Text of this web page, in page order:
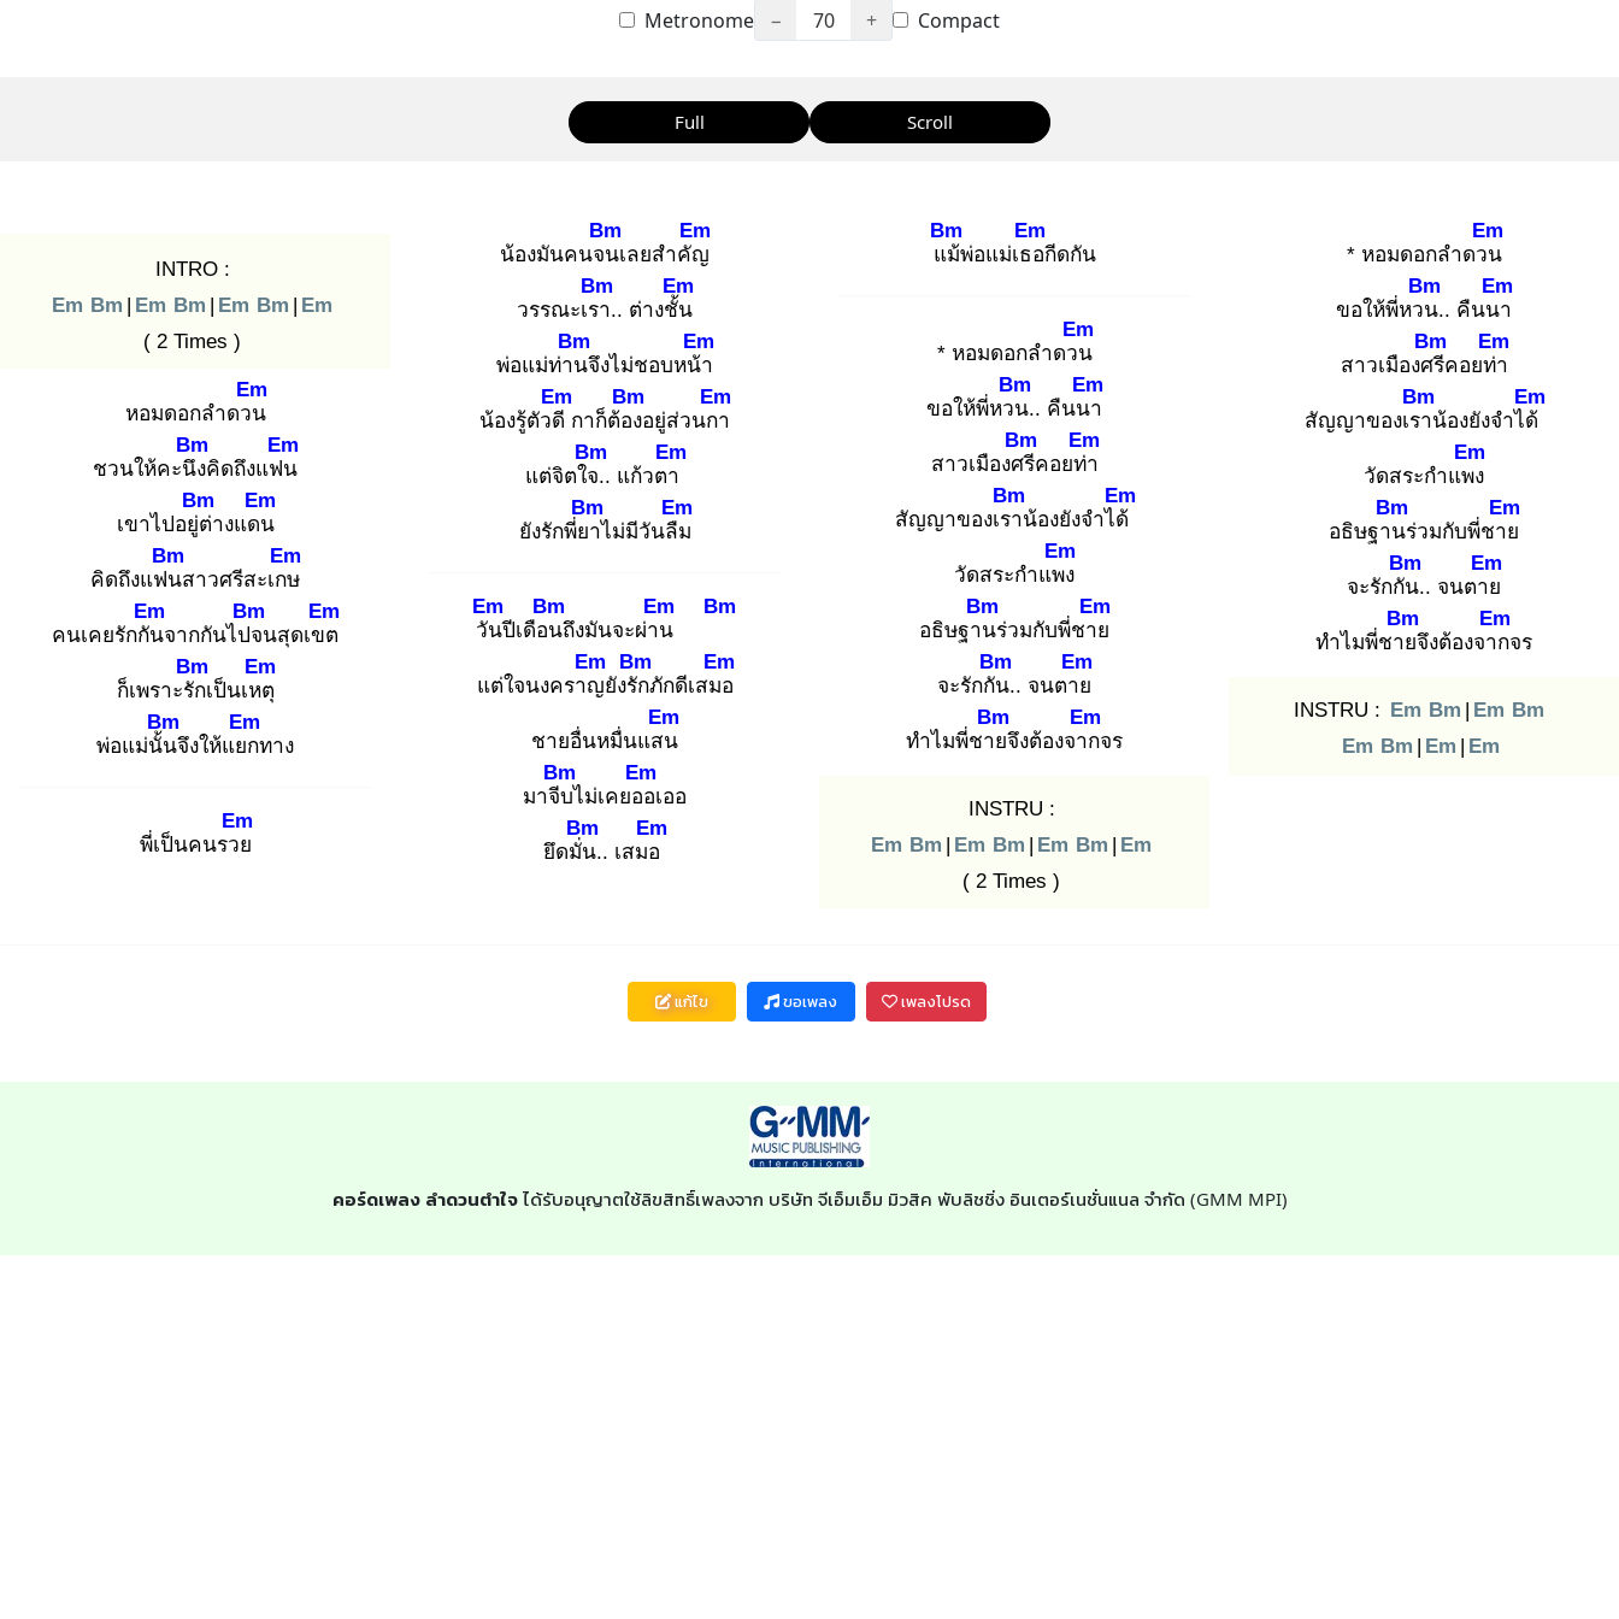
Metronome − 70 + Compact
Full Scroll
INTRO :
Em Bm | Em Bm | Em Bm | Em
( 2 Times )
หอมดอกลำดวน
Em
ชวนให้คะนึง
Bm
คิดถึงแฟน
Em
เขาไปอยู่ต่
Bm
างแดน
Em
คิดถึงแฟน
Bm
สาวศรีสะเกษ
Em
คนเคยรักกัน
Em
จากกันไปจ
Bm
นสุดเขต
Em
ก็เพราะรัก
Bm
เป็นเหตุ
Em
พ่อแม่นั้น
Bm
จึงให้แยก
Em
ทาง
พี่เป็นคนรวย
Em
น้องมันคนจน
Bm
เลยสำคัญ
Em
วรรณะเรา
Bm
.. ต่างชั้น
Em
พ่อแม่ท่าน
Bm
จึงไม่ชอบหน้า
Em
น้องรู้ตัวดี
Em
กาก็ต้อง
Bm
อยู่ส่วนกา
Em
แต่จิตใจ.
Bm
. แก้วตา
Em
ยังรักพี่ยา
Bm
ไม่มีวันลืม
Em
วัน
Em
ปีเดือน
Bm
ถึงมันจะผ่าน
Em Bm
แต่ใจนงคราญ
Em
ยังรัก
Bm
ภักดีเสมอ
Em
ชายอื่นหมื่นแสน
Em
มาจีบ
Bm
ไม่เคยออ
Em
เออ
ยึดมั่น
Bm
.. เสมอ
Em
แม้
Bm
พ่อแม่เธอ
Em
กีดกัน
* หอมดอกลำดวน
Em
ขอให้พี่หวน
Bm
.. คืนนา
Em
สาวเมืองศรี
Bm
คอยท่า
Em
สัญญาของเรา
Bm
น้องยังจำได้
Em
วัดสระกำแพง
Em
อธิษฐาน
Bm
ร่วมกับพี่ชาย
Em
จะรักกัน
Bm
.. จนตาย
Em
ทำไมพี่ชาย
Bm
จึงต้องจาก
Em
จร
INSTRU :
Em Bm | Em Bm | Em Bm | Em
( 2 Times )
* หอมดอกลำดวน
Em
ขอให้พี่หวน
Bm
.. คืนนา
Em
สาวเมืองศรี
Bm
คอยท่า
Em
สัญญาของเรา
Bm
น้องยังจำได้
Em
วัดสระกำแพง
Em
อธิษฐาน
Bm
ร่วมกับพี่ชาย
Em
จะรักกัน
Bm
.. จนตาย
Em
ทำไมพี่ชาย
Bm
จึงต้องจาก
Em
จร
INSTRU : Em Bm | Em Bm
Em Bm | Em | Em
แก้ไข ขอเพลง เพลงโปรด
คอร์ดเพลง ลำดวนตำใจได้รับอนุญาตใช้ลิขสิทธิ์เพลงจาก บริษัท จีเอ็มเอ็ม มิวสิค พับลิชชิ่ง อินเตอร์เนชั่นแนล จำกัด (GMM MPI)